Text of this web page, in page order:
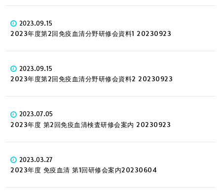
2023.09.15
2023年度第2回免疫血清分野研修会資料1 20230923
2023.09.15
2023年度第2回免疫血清分野研修会資料2 20230923
2023.07.05
2023年度 第2回免疫血清検査研修会案内 20230923
2023.03.27
2023年度 免疫血清 第1回研修会案内20230604